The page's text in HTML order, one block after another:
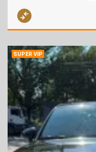
SUPER VIP